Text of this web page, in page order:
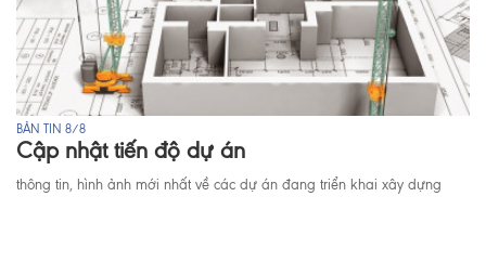
BẢN TIN 8/8
Cập nhật tiến độ dự án
thông tin, hình ảnh mới nhất về các dự án đang triển khai xây dựng